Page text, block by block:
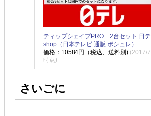
ティップシェイプPRO 2台セット 日テ
shop（日本テレビ 通販 ポシュレ）
価格：10584円（税込、送料別) (2017/
時点)
さいごに